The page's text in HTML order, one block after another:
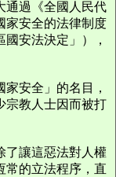
通過《全國人民代
家安全的法律制度
安法決定」），
安全」的名目，
宗教人士因而被打
了讓這惡法對人權
常的立法程序，直